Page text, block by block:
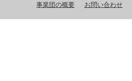
事業団の概要 お問い合わせ